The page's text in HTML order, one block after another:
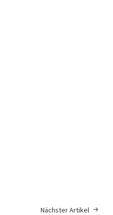
Nächster Artikel